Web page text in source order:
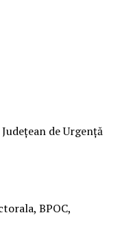
de Urgență
BPOC,